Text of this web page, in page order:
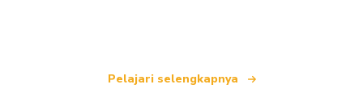
Pelajari selengkapnya